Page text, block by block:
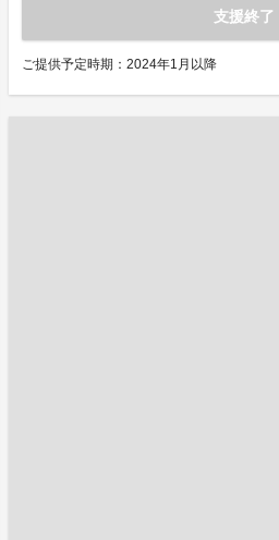
支援終了
ご提供予定時期：2024年1月以降